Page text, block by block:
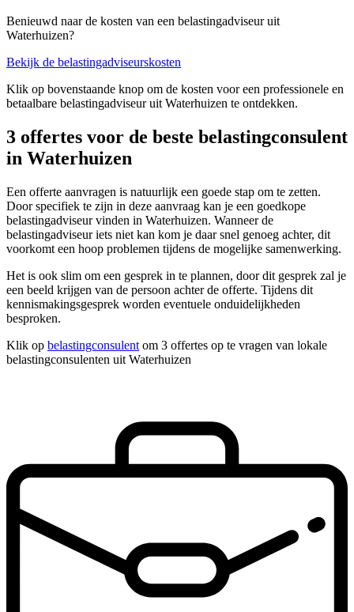
Benieuwd naar de kosten van een belastingadviseur uit
Waterhuizen?
Bekijk de belastingadviseurskosten
Klik op bovenstaande knop om de kosten voor een professionele en
betaalbare belastingadviseur uit Waterhuizen te ontdekken.
3 offertes voor de beste belastingconsulent
in Waterhuizen
Een offerte aanvragen is natuurlijk een goede stap om te zetten.
Door specifiek te zijn in deze aanvraag kan je een goedkope
belastingadviseur vinden in Waterhuizen. Wanneer de
belastingadviseur iets niet kan kom je daar snel genoeg achter, dit
voorkomt een hoop problemen tijdens de mogelijke samenwerking.
Het is ook slim om een gesprek in te plannen, door dit gesprek zal je
een beeld krijgen van de persoon achter de offerte. Tijdens dit
kennismakingsgesprek worden eventuele onduidelijkheden
besproken.
Klik op belastingconsulent om 3 offertes op te vragen van lokale
belastingconsulenten uit Waterhuizen